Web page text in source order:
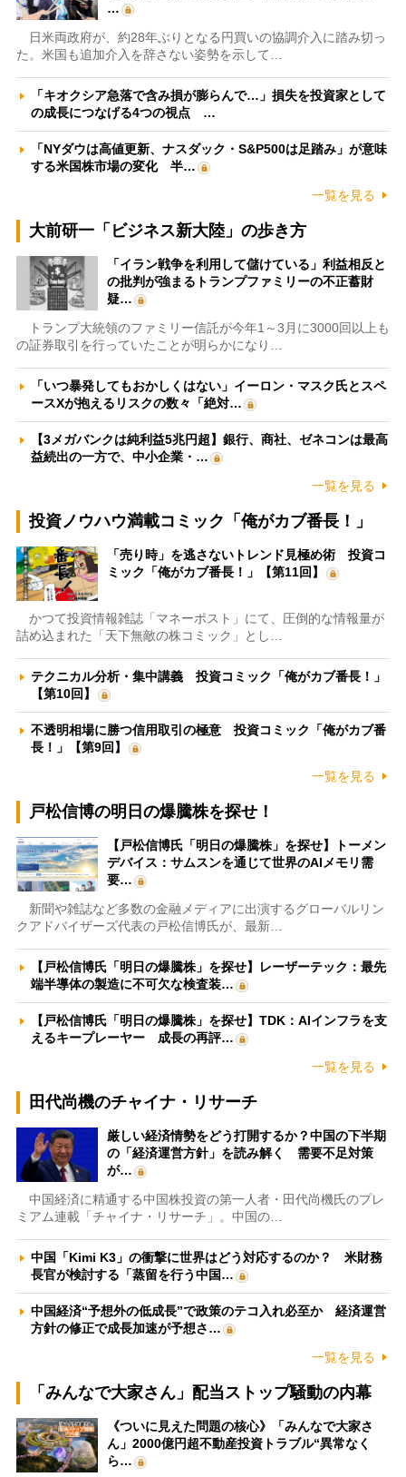
…
日米両政府が、約28年ぶりとなる円買いの協調介入に踏み切っ
た。米国も追加介入を辞さない姿勢を示して…
「キオクシア急落で含み損が膨らんで…」損失を投資家として
の成長につなげる4つの視点 …
「NYダウは高値更新、ナスダック・S&P500は足踏み」が意味
する米国株市場の変化 半…
一覧を見る
大前研一「ビジネス新大陸」の歩き方
「イラン戦争を利用して儲けている」利益相反と
の批判が強まるトランプファミリーの不正蓄財
疑…
トランプ大統領のファミリー信託が今年1～3月に3000回以上も
の証券取引を行っていたことが明らかになり…
「いつ暴発してもおかしくはない」イーロン・マスク氏とスペ
ースXが抱えるリスクの数々「絶対…
【3メガバンクは純利益5兆円超】銀行、商社、ゼネコンは最高
益続出の一方で、中小企業・…
一覧を見る
投資ノウハウ満載コミック「俺がカブ番長！」
「売り時」を逃さないトレンド見極め術 投資コ
ミック「俺がカブ番長！」【第11回】
かつて投資情報雑誌「マネーポスト」にて、圧倒的な情報量が
詰め込まれた「天下無敵の株コミック」とし…
テクニカル分析・集中講義 投資コミック「俺がカブ番長！」
【第10回】
不透明相場に勝つ信用取引の極意 投資コミック「俺がカブ番
長！」【第9回】
一覧を見る
戸松信博の明日の爆騰株を探せ！
【戸松信博氏「明日の爆騰株」を探せ】トーメン
デバイス：サムスンを通じて世界のAIメモリ需
要…
新聞や雑誌など多数の金融メディアに出演するグローバルリン
クアドバイザーズ代表の戸松信博氏が、最新…
【戸松信博氏「明日の爆騰株」を探せ】レーザーテック：最先
端半導体の製造に不可欠な検査装…
【戸松信博氏「明日の爆騰株」を探せ】TDK：AIインフラを支
えるキープレーヤー 成長の再評…
一覧を見る
田代尚機のチャイナ・リサーチ
厳しい経済情勢をどう打開するか？中国の下半期
の「経済運営方針」を読み解く 需要不足対策
が…
中国経済に精通する中国株投資の第一人者・田代尚機氏のプレ
ミアム連載「チャイナ・リサーチ」。中国の…
中国「Kimi K3」の衝撃に世界はどう対応するのか？ 米財務
長官が検討する「蒸留を行う中国…
中国経済“予想外の低成長”で政策のテコ入れ必至か 経済運営
方針の修正で成長加速が予想さ…
一覧を見る
「みんなで大家さん」配当ストップ騒動の内幕
《ついに見えた問題の核心》「みんなで大家さ
ん」2000億円超不動産投資トラブル“異常なく
ら…